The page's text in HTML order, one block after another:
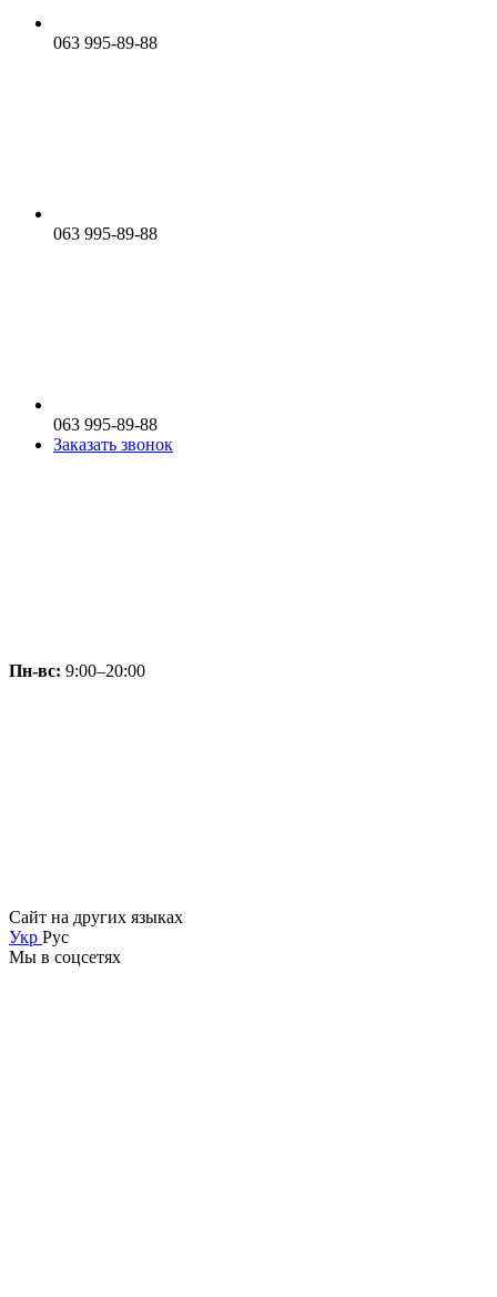
063 995-89-88
063 995-89-88
063 995-89-88
Заказать звонок
Пн-вс: 9:00–20:00
Сайт на других языках
Укр Рус
Мы в соцсетях